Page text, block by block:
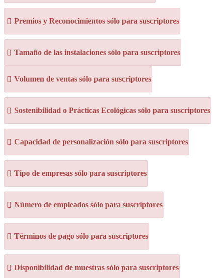
Premios y Reconocimientos sólo para suscriptores
Tamaño de las instalaciones sólo para suscriptores
Volumen de ventas sólo para suscriptores
Sostenibilidad o Prácticas Ecológicas sólo para suscriptores
Capacidad de personalización sólo para suscriptores
Tipo de empresas sólo para suscriptores
Número de empleados sólo para suscriptores
Términos de pago sólo para suscriptores
Disponibilidad de muestras sólo para suscriptores